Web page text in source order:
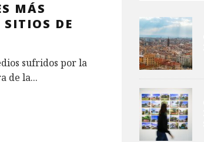
MÁS
DE
sufridos por la
de la...